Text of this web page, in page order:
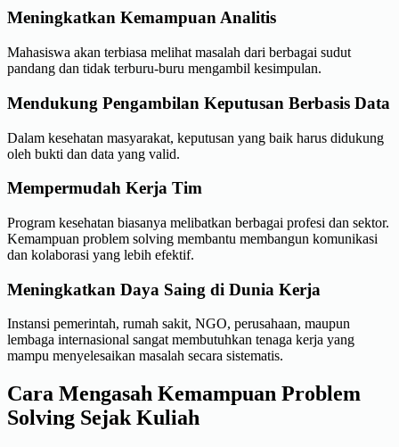
Meningkatkan Kemampuan Analitis
Mahasiswa akan terbiasa melihat masalah dari berbagai sudut
pandang dan tidak terburu-buru mengambil kesimpulan.
Mendukung Pengambilan Keputusan Berbasis Data
Dalam kesehatan masyarakat, keputusan yang baik harus didukung
oleh bukti dan data yang valid.
Mempermudah Kerja Tim
Program kesehatan biasanya melibatkan berbagai profesi dan sektor.
Kemampuan problem solving membantu membangun komunikasi
dan kolaborasi yang lebih efektif.
Meningkatkan Daya Saing di Dunia Kerja
Instansi pemerintah, rumah sakit, NGO, perusahaan, maupun
lembaga internasional sangat membutuhkan tenaga kerja yang
mampu menyelesaikan masalah secara sistematis.
Cara Mengasah Kemampuan Problem
Solving Sejak Kuliah